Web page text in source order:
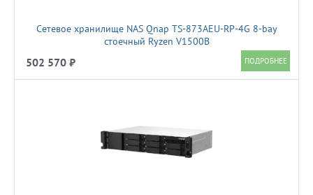
Сетевое хранилище NAS Qnap TS-873AEU-RP-4G 8-bay
стоечный Ryzen V1500B
502 570 ₽